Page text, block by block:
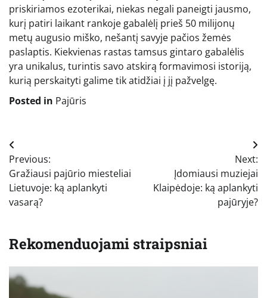
priskiriamos ezoterikai, niekas negali paneigti jausmo,
kurį patiri laikant rankoje gabalėlį prieš 50 milijonų
metų augusio miško, nešantį savyje pačios žemės
paslaptis. Kiekvienas rastas tamsus gintaro gabalėlis
yra unikalus, turintis savo atskirą formavimosi istoriją,
kurią perskaityti galime tik atidžiai į jį pažvelgę.
Posted in Pajūris
Navigacija
tarp
įrašų
Previous:
Gražiausi pajūrio miesteliai
Lietuvoje: ką aplankyti
vasarą?
Next:
Įdomiausi muziejai
Klaipėdoje: ką aplankyti
pajūryje?
Rekomenduojami straipsniai